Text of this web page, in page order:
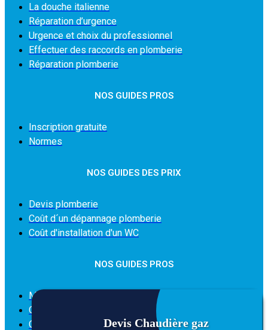
Devis Chaudière gaz
La douche italienne
Réparation d’urgence
Urgence et choix du professionnel
Effectuer des raccords en plomberie
Réparation plomberie
NOS GUIDES PROS
Inscription gratuite
Normes
NOS GUIDES DES PRIX
Devis plomberie
Coût d´un dépannage plomberie
Coût d'installation d'un WC
NOS GUIDES PROS
Mention légales
Qui sommes-nous
Condition générale d'utilisation du site